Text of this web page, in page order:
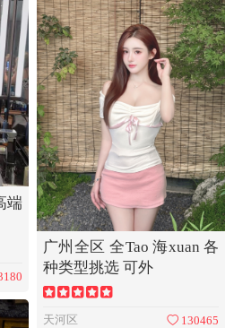
端
广州全区 全Tao 海xuan 各
种类型挑选 可外
天河区 130465